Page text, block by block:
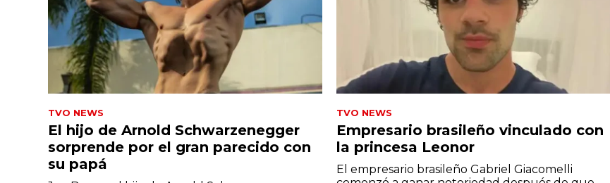
TVO NEWS
El hijo de Arnold Schwarzenegger
sorprende por el gran parecido con
su papá
TVO NEWS
Empresario brasileño vinculado con
la princesa Leonor
El empresario brasileño Gabriel Giacomelli